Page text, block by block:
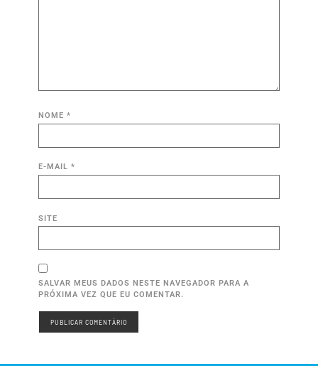
NOME *
E-MAIL *
SITE
SALVAR MEUS DADOS NESTE NAVEGADOR PARA A
PRÓXIMA VEZ QUE EU COMENTAR.